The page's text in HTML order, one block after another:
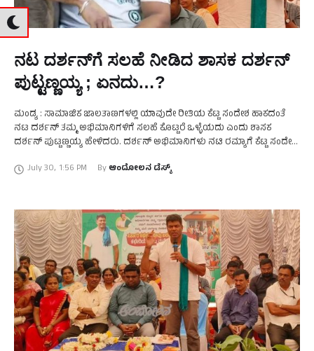
ನಟ ದರ್ಶನ್‌ಗೆ ಸಲಹೆ ನೀಡಿದ ಶಾಸಕ ದರ್ಶನ್‌
ಪುಟ್ಟಣ್ಣಯ್ಯ ; ಏನದು…?
ಮಂಡ್ಯ : ಸಾಮಾಜಿಕ ಜಾಲತಾಣಗಳಲ್ಲಿ ಯಾವುದೇ ರೀತಿಯ ಕೆಟ್ಟ ಸಂದೇಶ ಹಾಕದಂತೆ
ನಟ ದರ್ಶನ್ ತಮ್ಮ ಅಭಿಮಾನಿಗಳಿಗೆ ಸಲಹೆ ಕೊಟ್ಟರೆ ಒಳ್ಳೆಯದು ಎಂದು ಶಾಸಕ
ದರ್ಶನ್ ಪುಟ್ಟಣ್ಣಯ್ಯ ಹೇಳಿದರು. ದರ್ಶನ್ ಅಭಿಮಾನಿಗಳು ನಟಿ ರಮ್ಯಾಗೆ ಕೆಟ್ಟ ಸಂದೇಶ
July 30, 1:56 PM By ಆಂದೋಲನ ಡೆಸ್ಕ್